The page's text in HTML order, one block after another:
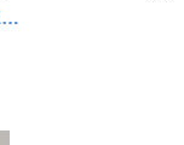
Evento digicraft 2°A CEIP LA ESCUELA 22-23